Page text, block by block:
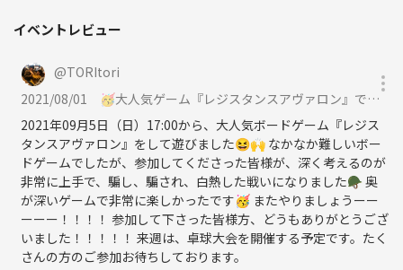
〒530-0047
西天満5丁目11番9号
徒歩5分のところに扇町公園や、小さな公園などもあるので、外で活動
することも可能です😜
たくさんの友達を作って、みんなで人生を楽しみましょう🎵
《連絡先》
《メールアドレス削除》
《Twitter》
イベントレビュー
@TORItori
2021/08/01
🥳大人気ゲーム『レジスタンスアヴァロン』で友達作り🥳に参加
2021年09月5日（日）17:00から、大人気ボードゲーム『レジス
タンスアヴァロン』をして遊びました😆🙌 なかなか難しいボー
ドゲームでしたが、参加してくださった皆様が、深く考えるのが
非常に上手で、騙し、騙され、白熱した戦いになりました🪖 奥
が深いゲームで非常に楽しかったです🥳 またやりましょうーー
ーーー！！！！ 参加して下さった皆様方、どうもありがとうござ
いました！！！！！ 来週は、卓球大会を開催する予定です。たく
さんの方のご参加お待ちしております。